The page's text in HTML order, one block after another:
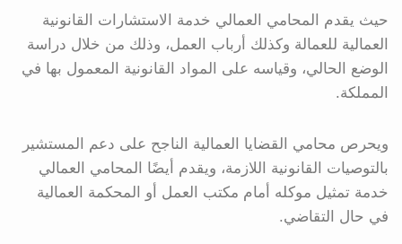
حيث يقدم المحامي العمالي خدمة الاستشارات القانونية
العمالية للعمالة وكذلك أرباب العمل، وذلك من خلال دراسة
الوضع الحالي، وقياسه على المواد القانونية المعمول بها في
المملكة.
ويحرص محامي القضايا العمالية الناجح على دعم المستشير
بالتوصيات القانونية اللازمة، ويقدم أيضًا المحامي العمالي
خدمة تمثيل موكله أمام مكتب العمل أو المحكمة العمالية
في حال التقاضي.